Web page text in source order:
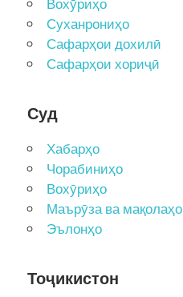
Суханрониҳо
Сафарҳои дохилӣ
Сафарҳои хориҷӣ
Суд
Хабарҳо
Чорабиниҳо
Вохӯриҳо
Маърӯза ва мақолаҳо
Эълонҳо
Тоҷикистон